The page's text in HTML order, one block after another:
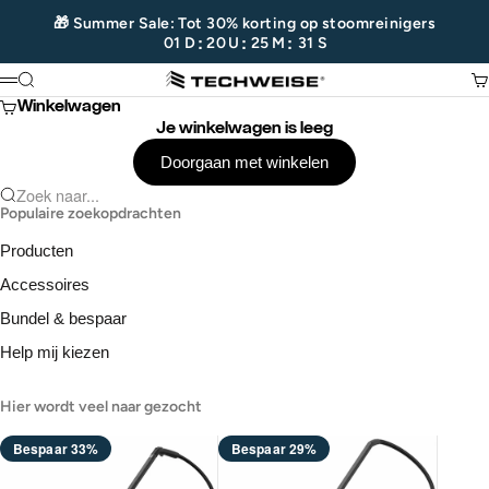
Naar inhoud
🎁 Summer Sale: Tot 30% korting op stoomreinigers
01 D: 20U : 25 M : 31 S
Techweise
Menu
Zoeken
Winkelwagen
Je winkelwagen is leeg
Doorgaan met winkelen
Zoek naar...
Populaire zoekopdrachten
Producten
Accessoires
Bundel & bespaar
Help mij kiezen
Hier wordt veel naar gezocht
Bespaar 33% Bespaar 29%